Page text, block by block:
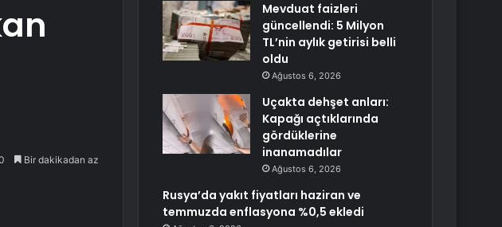
Bir dakikadan az
Mevduat faizleri
güncellendi: 5 Milyon
TL’nin aylık getirisi belli
oldu
Ağustos 6, 2026
Uçakta dehşet anları:
Kapağı açtıklarında
gördüklerine
inanamadılar
Ağustos 6, 2026
Rusya’da yakıt fiyatları haziran ve
temmuzda enflasyona %0,5 ekledi